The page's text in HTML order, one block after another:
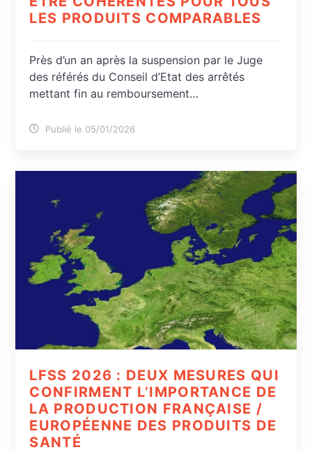
LES PRODUITS COMPARABLES
Près d’un an après la suspension par le Juge
des référés du Conseil d’Etat des arrêtés
mettant fin au remboursement…
Publié le 05/01/2026
LFSS 2026 : DEUX MESURES QUI
CONFIRMENT L’IMPORTANCE DE
LA PRODUCTION FRANÇAISE /
EUROPÉENNE DES PRODUITS DE
SANTÉ